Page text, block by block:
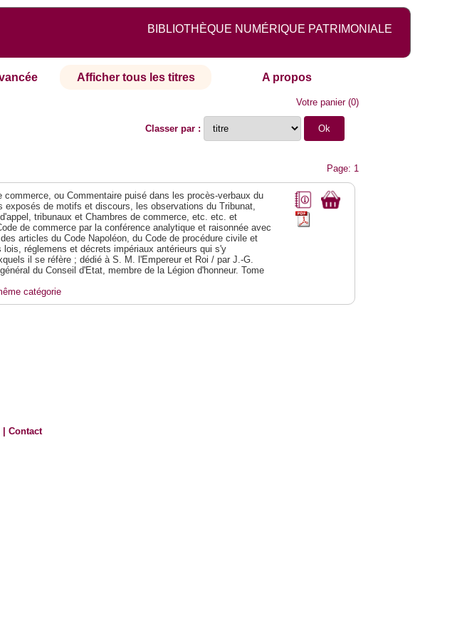
BIBLIOTHÈQUE NUMÉRIQUE PATRIMONIALE
Afficher tous les titres A propos
Votre panier(0)
Classer par :
Page: 1
commerce, ou Commentaire puisé dans les procès-verbaux du
exposés de motifs et discours, les observations du Tribunat,
tribunaux et Chambres de commerce, etc. etc. et
de commerce par la conférence analytique et raisonnée avec
articles du Code Napoléon, du Code de procédure civile et
lois, réglemens et décrets impériaux antérieurs qui s'y
il se réfère ; dédié à S. M. l'Empereur et Roi / par J.-G.
du Conseil d'Etat, membre de la Légion d'honneur. Tome
catégorie
|Contact